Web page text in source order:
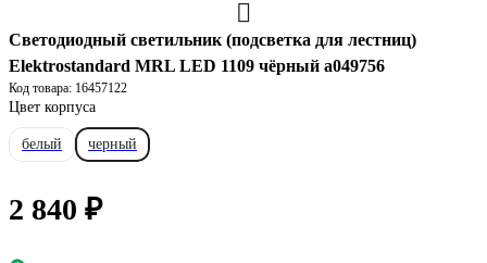
Светодиодный светильник (подсветка для лестниц)
Elektrostandard MRL LED 1109 чёрный a049756
Код товара: 16457122
Цвет корпуса
белый черный
2 840 ₽